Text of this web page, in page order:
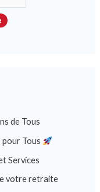
de Tous
Tous
Services
votre retraite